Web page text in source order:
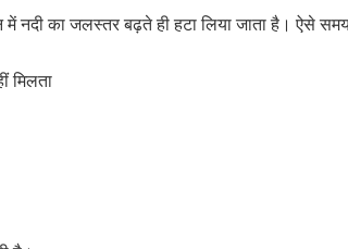
नदी का जलस्तर बढ़ते ही हटा लिया जाता है। ऐसे समय
मिलता